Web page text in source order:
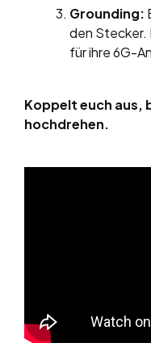
Grounding:
den Stecker.
für ihre 6G-
Koppelt euch aus,
hochdrehen.